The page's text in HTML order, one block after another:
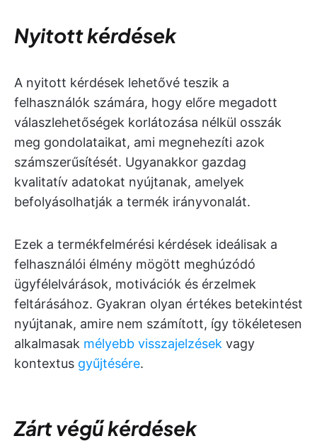
Nyitott kérdések
A nyitott kérdések lehetővé teszik a
felhasználók számára, hogy előre megadott
válaszlehetőségek korlátozása nélkül osszák
meg gondolataikat, ami megnehezíti azok
számszerűsítését. Ugyanakkor gazdag
kvalitatív adatokat nyújtanak, amelyek
befolyásolhatják a termék irányvonalát.
Ezek a termékfelmérési kérdések ideálisak a
felhasználói élmény mögött meghúzódó
ügyfélelvárások, motivációk és érzelmek
feltárásához. Gyakran olyan értékes betekintést
nyújtanak, amire nem számított, így tökéletesen
alkalmasak mélyebb visszajelzések vagy
kontextus gyűjtésére.
Zárt végű kérdések